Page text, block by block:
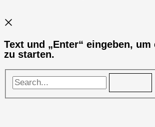
Text und „Enter“ eingeben, um
zu starten.
Search...